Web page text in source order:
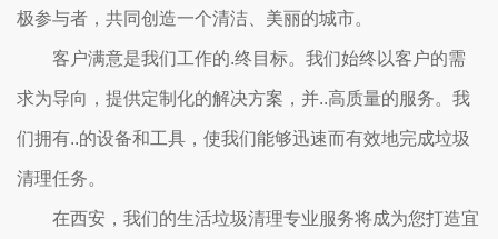
极参与者，共同创造一个清洁、美丽的城市。
客户满意是我们工作的.终目标。我们始终以客户的需
求为导向，提供定制化的解决方案，并..高质量的服务。我
们拥有..的设备和工具，使我们能够迅速而有效地完成垃圾
清理任务。
在西安，我们的生活垃圾清理专业服务将成为您打造宜